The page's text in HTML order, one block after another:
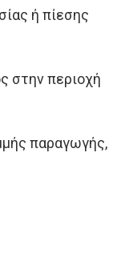
ή πίεσης
στην περιοχή
παραγωγής,